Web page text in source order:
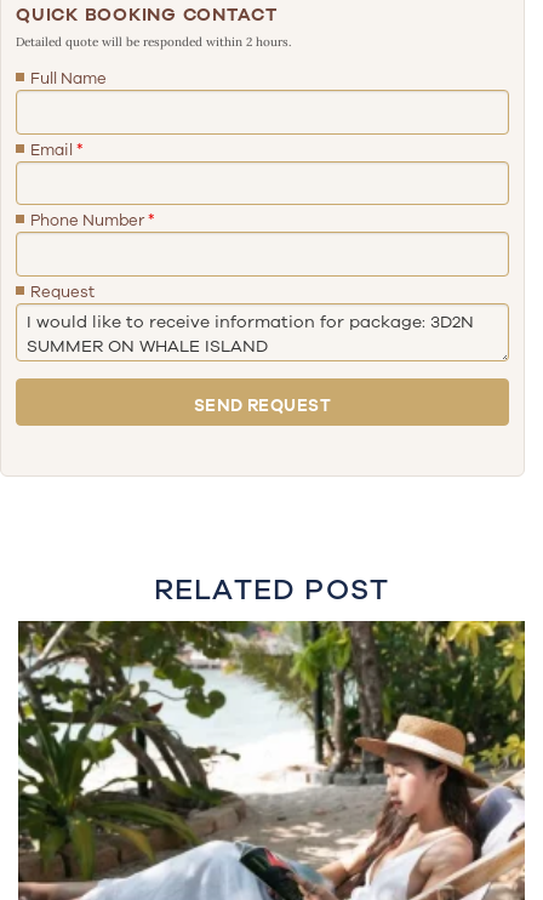
QUICK BOOKING CONTACT
Detailed quote will be responded within 2 hours.
Full Name
Email *
Phone Number*
Request
RELATED POST